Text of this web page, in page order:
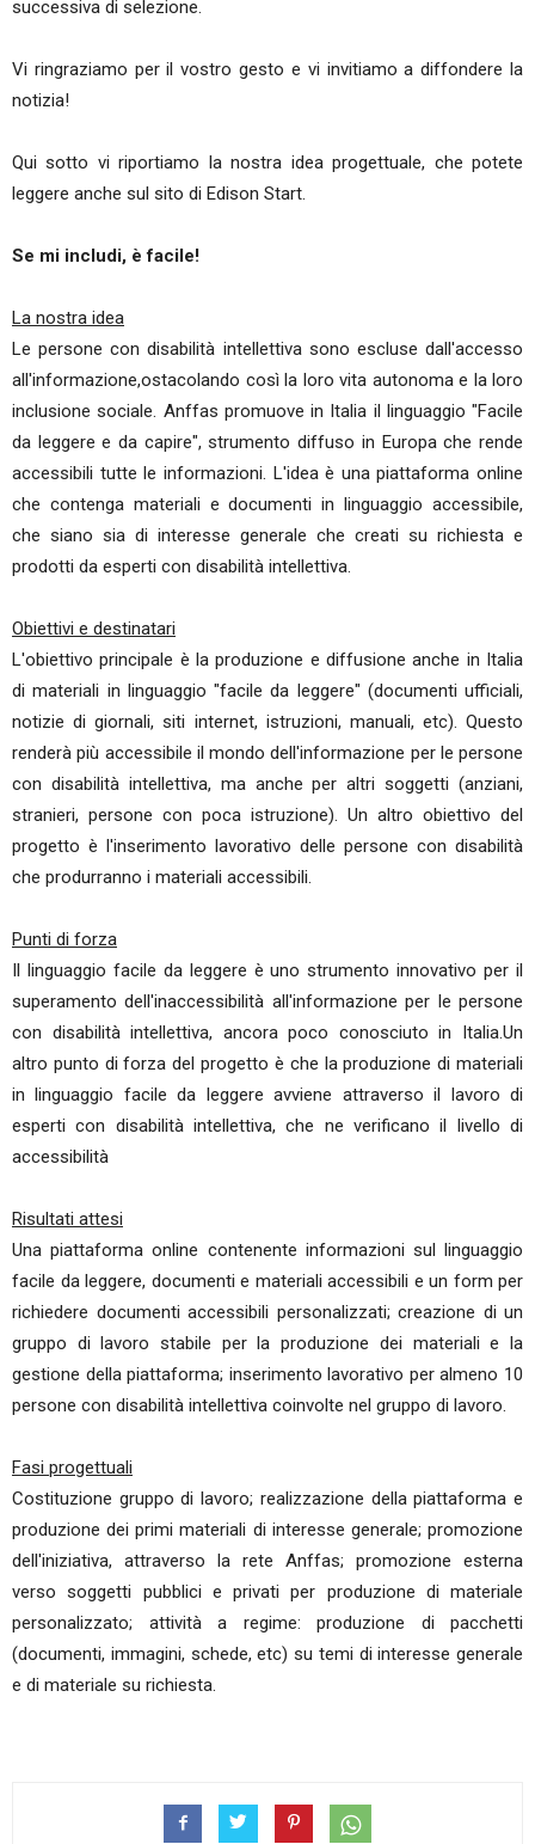
successiva di selezione.
Vi ringraziamo per il vostro gesto e vi invitiamo a diffondere la
notizia!
Qui sotto vi riportiamo la nostra idea progettuale, che potete
leggere anche sul sito di Edison Start.
Se mi includi, è facile!
La nostra idea
Le persone con disabilità intellettiva sono escluse dall'accesso
all'informazione,ostacolando così la loro vita autonoma e la loro
inclusione sociale. Anffas promuove in Italia il linguaggio "Facile
da leggere e da capire", strumento diffuso in Europa che rende
accessibili tutte le informazioni. L'idea è una piattaforma online
che contenga materiali e documenti in linguaggio accessibile,
che siano sia di interesse generale che creati su richiesta e
prodotti da esperti con disabilità intellettiva.
Obiettivi e destinatari
L'obiettivo principale è la produzione e diffusione anche in Italia
di materiali in linguaggio "facile da leggere" (documenti ufficiali,
notizie di giornali, siti internet, istruzioni, manuali, etc). Questo
renderà più accessibile il mondo dell'informazione per le persone
con disabilità intellettiva, ma anche per altri soggetti (anziani,
stranieri, persone con poca istruzione). Un altro obiettivo del
progetto è l'inserimento lavorativo delle persone con disabilità
che produrranno i materiali accessibili.
Punti di forza
Il linguaggio facile da leggere è uno strumento innovativo per il
superamento dell'inaccessibilità all'informazione per le persone
con disabilità intellettiva, ancora poco conosciuto in Italia.Un
altro punto di forza del progetto è che la produzione di materiali
in linguaggio facile da leggere avviene attraverso il lavoro di
esperti con disabilità intellettiva, che ne verificano il livello di
accessibilità
Risultati attesi
Una piattaforma online contenente informazioni sul linguaggio
facile da leggere, documenti e materiali accessibili e un form per
richiedere documenti accessibili personalizzati; creazione di un
gruppo di lavoro stabile per la produzione dei materiali e la
gestione della piattaforma; inserimento lavorativo per almeno 10
persone con disabilità intellettiva coinvolte nel gruppo di lavoro.
Fasi progettuali
Costituzione gruppo di lavoro; realizzazione della piattaforma e
produzione dei primi materiali di interesse generale; promozione
dell'iniziativa, attraverso la rete Anffas; promozione esterna
verso soggetti pubblici e privati per produzione di materiale
personalizzato; attività a regime: produzione di pacchetti
(documenti, immagini, schede, etc) su temi di interesse generale
e di materiale su richiesta.